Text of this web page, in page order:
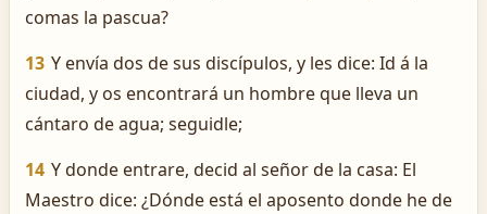
comas la pascua?
13 Y envía dos de sus discípulos, y les dice: Id á la
ciudad, y os encontrará un hombre que lleva un
cántaro de agua; seguidle;
14 Y donde entrare, decid al señor de la casa: El
Maestro dice: ¿Dónde está el aposento donde he de